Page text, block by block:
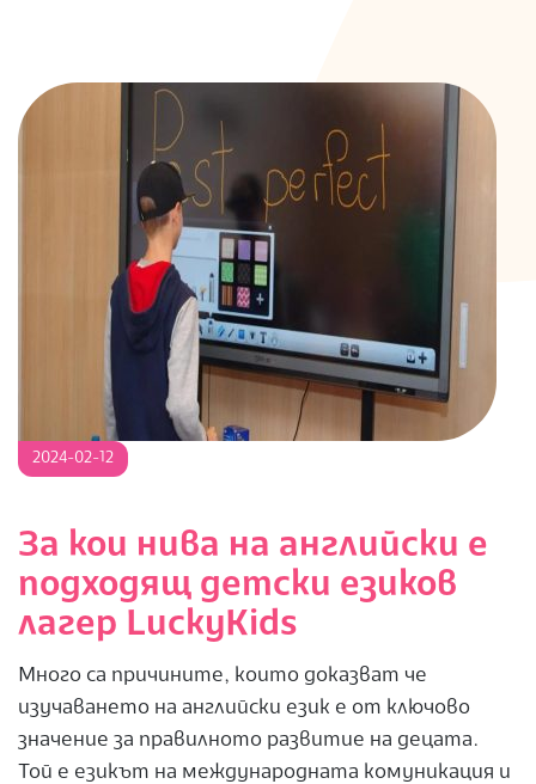
2024-
2024-02-12
За кои нива на английски е
подходящ детски езиков
лагер LuckyKids
Много са причините, които доказват че
изучаването на английски език е от ключово
значение за правилното развитие на децата.
Той е езикът на международната комуникация и